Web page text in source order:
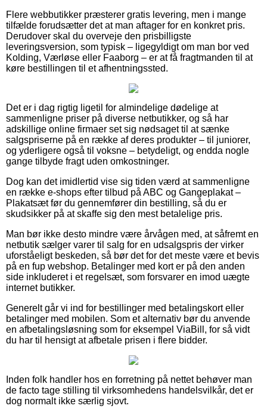
Flere webbutikker præsterer gratis levering, men i mange
tilfælde forudsætter det at man aftager for en konkret pris.
Derudover skal du overveje den prisbilligste
leveringsversion, som typisk – ligegyldigt om man bor ved
Kolding, Værløse eller Faaborg – er at få fragtmanden til at
køre bestillingen til et afhentningssted.
Det er i dag rigtig ligetil for almindelige dødelige at
sammenligne priser på diverse netbutikker, og så har
adskillige online firmaer set sig nødsaget til at sænke
salgspriserne på en række af deres produkter – til juniorer,
og yderligere også til voksne – betydeligt, og endda nogle
gange tilbyde fragt uden omkostninger.
Dog kan det imidlertid vise sig tiden værd at sammenligne
en række e-shops efter tilbud på ABC og Gangeplakat –
Plakatsæt før du gennemfører din bestilling, så du er
skudsikker på at skaffe sig den mest betalelige pris.
Man bør ikke desto mindre være årvågen med, at såfremt en
netbutik sælger varer til salg for en udsalgspris der virker
uforståeligt beskeden, så bør det for det meste være et bevis
på en fup webshop. Betalinger med kort er på den anden
side inkluderet i et regelsæt, som forsvarer en imod uægte
internet butikker.
Generelt går vi ind for bestillinger med betalingskort eller
betalinger med mobilen. Som et alternativ bør du anvende
en afbetalingsløsning som for eksempel ViaBill, for så vidt
du har til hensigt at afbetale prisen i flere bidder.
Inden folk handler hos en forretning på nettet behøver man
de facto tage stilling til virksomhedens handelsvilkår, det er
dog normalt ikke særlig sjovt.